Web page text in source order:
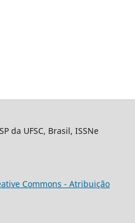
da UFSC, Brasil, ISSNe
Commons - Atribuição